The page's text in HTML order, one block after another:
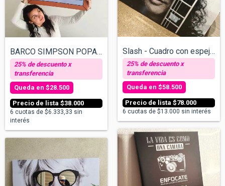
BARCO SIMPSON POPART - Cuadro sobre Bast...
$38.000
$28.500
6 cuotas de $6.333,33 sin
interés
Slash - Cuadro con espejos - v/tamaños
$78.000
$58.500
6 cuotas de $13.000 sin interés